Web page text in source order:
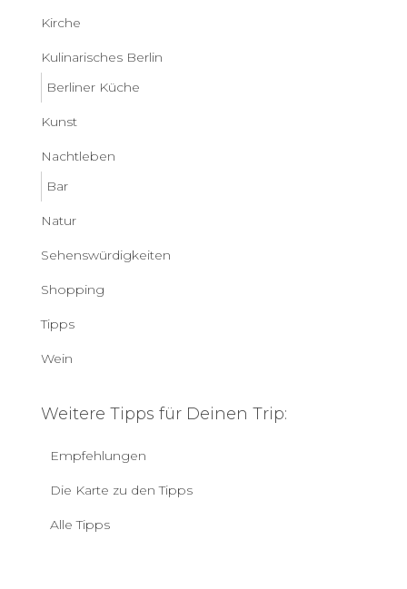
Kirche
Kulinarisches Berlin
Berliner Küche
Kunst
Nachtleben
Bar
Natur
Sehenswürdigkeiten
Shopping
Tipps
Wein
Weitere Tipps für Deinen Trip:
Empfehlungen
Die Karte zu den Tipps
Alle Tipps